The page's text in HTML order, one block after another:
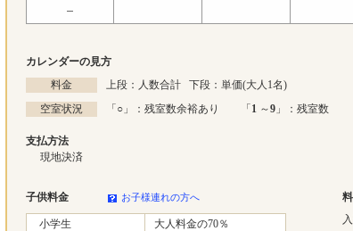
カレンダーの見方
料金
上段：人数合計 下段：単価(大人1名)
空室状況
「○ 」：残室数余裕あり 「1 ～9 」：残室数
支払方法
現地決済
子供料金 お子様連れの方へ
小学生
大人料金の70％